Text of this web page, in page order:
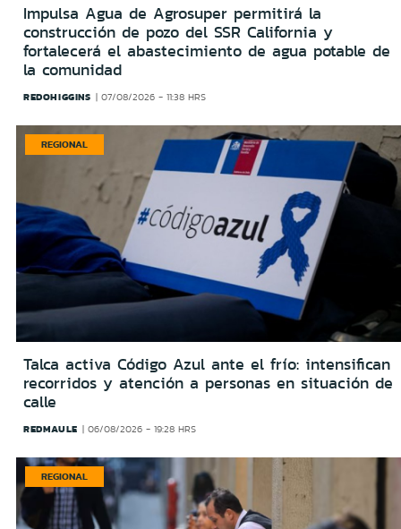
Impulsa Agua de Agrosuper permitirá la
construcción de pozo del SSR California y
fortalecerá el abastecimiento de agua potable de
la comunidad
REDOHIGGINS 07/08/2026 - 11:38 HRS
REGIONAL
Talca activa Código Azul ante el frío: intensifican
recorridos y atención a personas en situación de
calle
REDMAULE 06/08/2026 - 19:28 HRS
REGIONAL